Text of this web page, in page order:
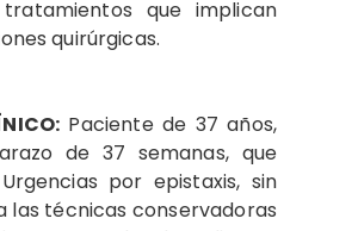
que implican
quirúrgicas.
Paciente de 37 años,
de 37 semanas, que
por epistaxis, sin
las técnicas conservadoras